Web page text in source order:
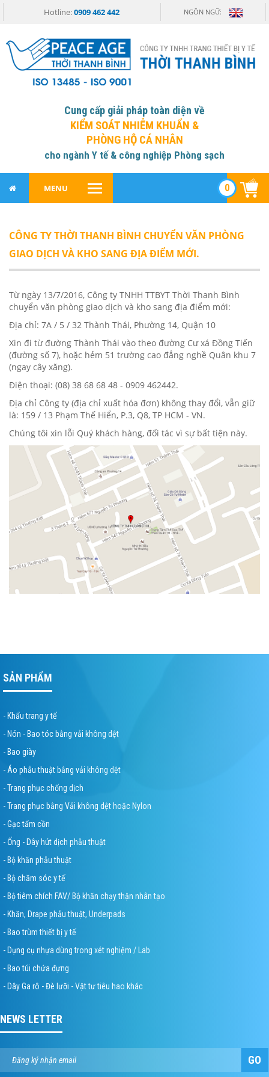
Hotline:0909 462 442 NGÔN NGỮ:
Cung cấp giải pháp toàn diện về
KIỂM SOÁT NHIỄM KHUẨN &
PHÒNG HỘ CÁ NHÂN
cho ngành Y tế & công nghiệp Phòng sạch
MENU 0
CÔNG TY THỜI THANH BÌNH CHUYỂN VĂN PHÒNG
GIAO DỊCH VÀ KHO SANG ĐỊA ĐIỂM MỚI.
Từ ngày 13/7/2016, Công ty TNHH TTBYT Thời Thanh Bình
chuyển văn phòng giao dịch và kho sang địa điểm mới:
Địa chỉ: 7A / 5 / 32 Thành Thái, Phường 14, Quận 10
Xin đi từ đường Thành Thái vào theo đường Cư xá Đồng Tiến
(đường số 7), hoặc hẻm 51 trường cao đẳng nghề Quân khu 7
(ngay cây xăng).
Điện thoại: (08) 38 68 68 48 - 0909 462442.
Địa chỉ Công ty (địa chỉ xuất hóa đơn) không thay đổi, vẫn giữ
là: 159 / 13 Phạm Thế Hiển, P.3, Q8, TP HCM - VN.
Chúng tôi xin lỗi Quý khách hàng, đối tác vì sự bất tiện này.
SẢN PHẨM
- Khẩu trang y tế
- Nón - Bao tóc bằng vải không dệt
- Bao giày
- Áo phẫu thuật bằng vải không dệt
- Trang phục chống dịch
- Trang phục bằng Vải không dệt hoặc Nylon
- Gạc tẩm cồn
- Ống - Dây hút dịch phẫu thuật
- Bộ khăn phẫu thuật
- Bộ chăm sóc y tế
- Bộ tiêm chích FAV/ Bộ khăn chạy thận nhân tạo
- Khăn, Drape phẫu thuật, Underpads
- Bao trùm thiết bị y tế
- Dụng cụ nhựa dùng trong xét nghiệm / Lab
- Bao túi chứa đựng
- Dây Ga rô - Đè lưỡi - Vật tư tiêu hao khác
NEWS LETTER
GO